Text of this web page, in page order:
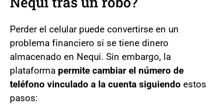
Perder el celular puede convertirse en un
problema financiero si se tiene dinero
almacenado en Nequi. Sin embargo, la
plataforma permite cambiar el número de
teléfono vinculado a la cuenta siguiendo estos
pasos: